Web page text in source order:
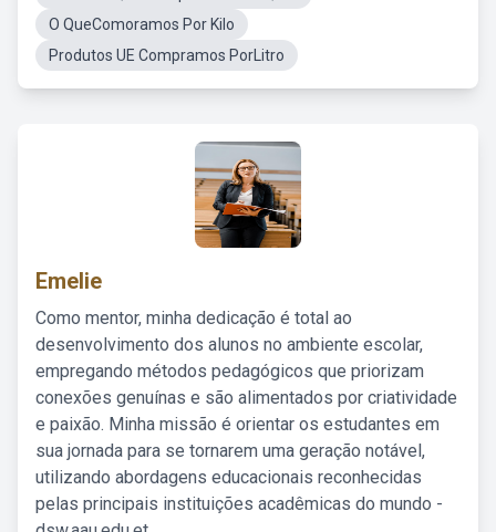
O QueComoramos Por Kilo
Produtos UE Compramos PorLitro
Emelie
Como mentor, minha dedicação é total ao
desenvolvimento dos alunos no ambiente escolar,
empregando métodos pedagógicos que priorizam
conexões genuínas e são alimentados por criatividade
e paixão. Minha missão é orientar os estudantes em
sua jornada para se tornarem uma geração notável,
utilizando abordagens educacionais reconhecidas
pelas principais instituições acadêmicas do mundo -